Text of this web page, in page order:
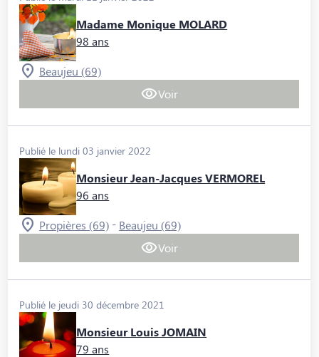
Madame Monique MOLARD
98 ans
Beaujeu (69)
Voir
Publié le lundi 03 janvier 2022
Monsieur Jean-Jacques VERMOREL
96 ans
Propières (69) - Beaujeu (69)
Voir
Publié le jeudi 30 décembre 2021
Monsieur Louis JOMAIN
79 ans